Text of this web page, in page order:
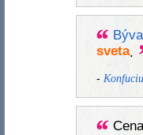
sveta.
-